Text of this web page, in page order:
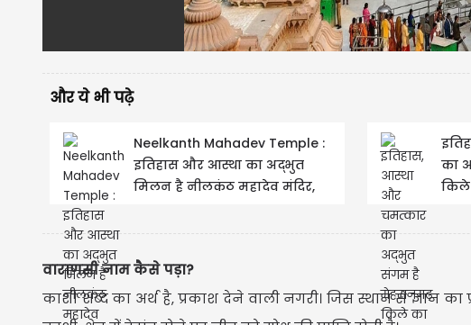
और ये भी पढ़े
Neelkanth Mahadev Temple :
इतिहास और आस्था का अद्भुत
मिलन है नीलकंठ महादेव मंदिर,
का
किले
वाराणसी नाम कैसे पड़ा?
काशी शब्द का अर्थ है, प्रकाश देने वाली नगरी। जिस स्थान से ज्ञान